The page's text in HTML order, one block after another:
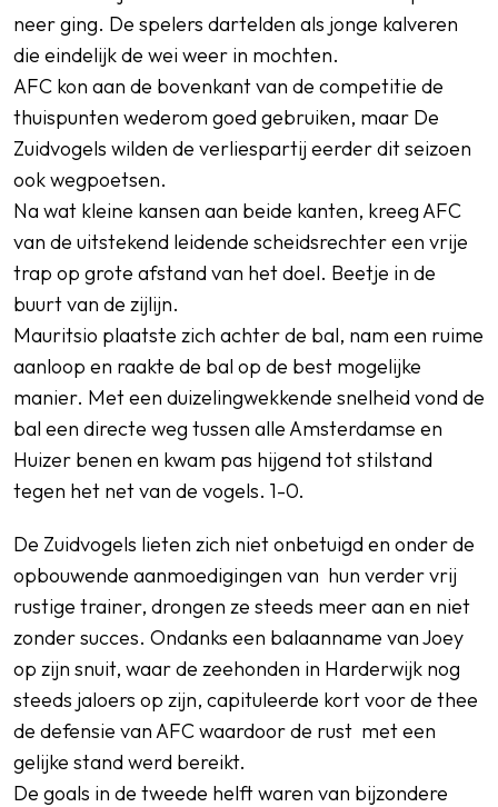
neer ging. De spelers dartelden als jonge kalveren
die eindelijk de wei weer in mochten.
AFC kon aan de bovenkant van de competitie de
thuispunten wederom goed gebruiken, maar De
Zuidvogels wilden de verliespartij eerder dit seizoen
ook wegpoetsen.
Na wat kleine kansen aan beide kanten, kreeg AFC
van de uitstekend leidende scheidsrechter een vrije
trap op grote afstand van het doel. Beetje in de
buurt van de zijlijn.
Mauritsio plaatste zich achter de bal, nam een ruime
aanloop en raakte de bal op de best mogelijke
manier. Met een duizelingwekkende snelheid vond de
bal een directe weg tussen alle Amsterdamse en
Huizer benen en kwam pas hijgend tot stilstand
tegen het net van de vogels. 1-0.
De Zuidvogels lieten zich niet onbetuigd en onder de
opbouwende aanmoedigingen van hun verder vrij
rustige trainer, drongen ze steeds meer aan en niet
zonder succes. Ondanks een balaanname van Joey
op zijn snuit, waar de zeehonden in Harderwijk nog
steeds jaloers op zijn, capituleerde kort voor de thee
de defensie van AFC waardoor de rust met een
gelijke stand werd bereikt.
De goals in de tweede helft waren van bijzondere